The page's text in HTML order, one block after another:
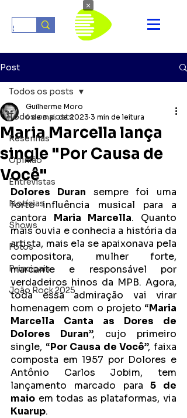
Post
Todos os posts
Resenhas
Opinião
Entrevistas
Notícias
Shows
Fotos
Principais
João Rock 2025
Todos os posts
Maria Marcella lança
single "Por Causa de
Você"
Guilherme Moro
4 de mai. de 2023 3 min de leitura
Dolores Duran sempre foi uma
forte influência musical para a
cantora Maria Marcella. Quanto
mais ouvia e conhecia a história da
artista, mais ela se apaixonava pela
compositora, mulher forte,
marcante e responsável por
verdadeiros hinos da MPB. Agora,
toda essa admiração vai virar
homenagem com o projeto “Maria
Marcella Canta as Dores de
Dolores Duran”, cujo primeiro
single, “Por Causa de Você”, faixa
composta em 1957 por Dolores e
Antônio Carlos Jobim, tem
lançamento marcado para 5 de
maio
Kuarup.
×